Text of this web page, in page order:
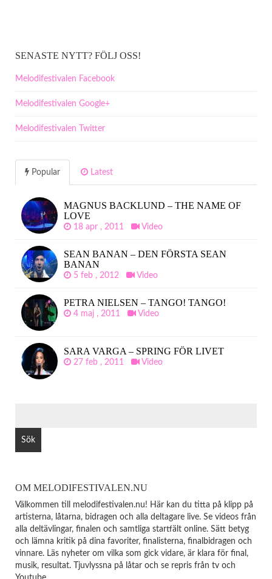
SENASTE NYTT? FÖLJ OSS!
Melodifestivalen Facebook
Melodifestivalen Google+
Melodifestivalen Twitter
Popular Latest
MAGNUS BACKLUND – THE NAME OF
LOVE
18 apr , 2011 Video
SEAN BANAN – DEN FÖRSTA SEAN
BANAN
5 feb , 2012 Video
PETRA NIELSEN – TANGO! TANGO!
4 maj , 2011 Video
SARA VARGA – SPRING FÖR LIVET
27 feb , 2011 Video
OM MELODIFESTIVALEN.NU
Välkommen till melodifestivalen.nu! Här kan du titta på klipp på
artisterna, låtarna, bidragen och alla deltagare live. Se videos från
alla deltävlingar, finalen och samtliga startfält online. Sätt betyg
och lämna kritik på dina favoriter, finalisterna, finalbidragen och
vinnare. Läs nyheter om vilka som gick vidare, är klara för final,
musik, resultat. Tjuvlyssna på låtar och se repris från tv och